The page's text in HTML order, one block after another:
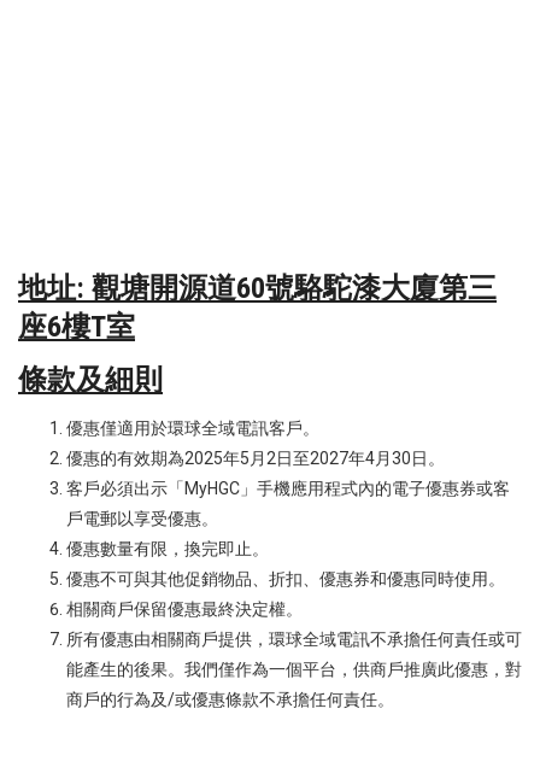
地址: 觀塘開源道60號駱駝漆大廈第三
座6樓T室
條款及細則
優惠僅適用於環球全域電訊客戶。
優惠的有效期為2025年5月2日至2027年4月30日。
客戶必須出示「MyHGC」手機應用程式內的電子優惠券或客
戶電郵以享受優惠。
優惠數量有限，換完即止。
優惠不可與其他促銷物品、折扣、優惠券和優惠同時使用。
相關商戶保留優惠最終決定權。
所有優惠由相關商戶提供，環球全域電訊不承擔任何責任或可
能產生的後果。我們僅作為一個平台，供商戶推廣此優惠，對
商戶的行為及/或優惠條款不承擔任何責任。